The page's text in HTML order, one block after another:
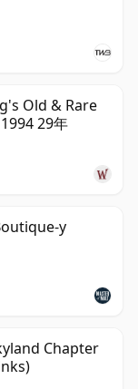
Old & Rare
29年
y
Chapter